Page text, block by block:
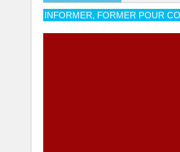
INFORMER, FORMER POUR